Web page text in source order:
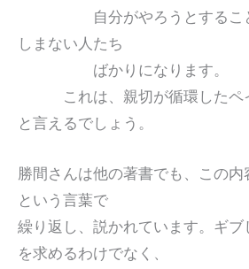
自分がやろうとすること
しまない人たち
ばかりになります。
これは、親切が循環したペ
と言えるでしょう。
勝間さんは他の著書でも、この内
という言葉で
繰り返し、説かれています。ギブ
を求めるわけでなく、